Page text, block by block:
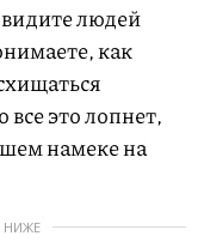
людей
как
это лопнет,
намеке на
НИЖЕ